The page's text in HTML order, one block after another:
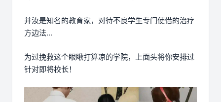
并汝是知名的教育家，对待不良学生专门使借的治疗
方边法...
为过挽救这个眼瞅打算凉的学院，上面头将你安排过
针对即将校长！